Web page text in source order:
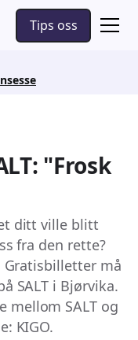
Tips oss
"Frosk
ditt ville blitt
fra den rette?
Gratisbilletter må
SALT i Bjørvika.
mellom SALT og
KIGO.